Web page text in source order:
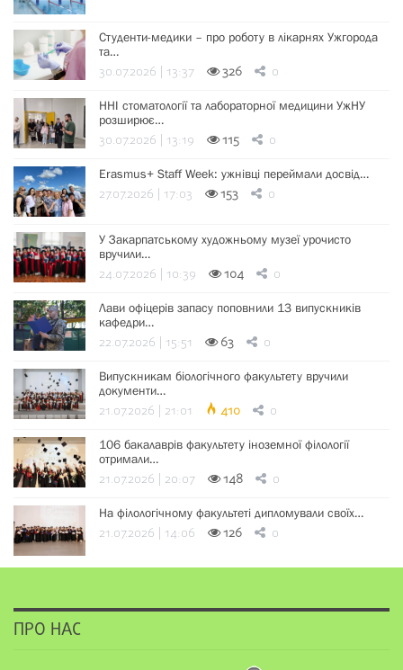
Студенти-медики – про роботу в лікарнях Ужгорода
та…
30.07.2026 | 13:37 326 0
ННІ стоматології та лабораторної медицини УжНУ
розширює…
30.07.2026 | 13:19 115 0
Erasmus+ Staff Week: ужнівці переймали досвід…
27.07.2026 | 17:03 153 0
У Закарпатському художньому музеї урочисто
вручили…
24.07.2026 | 10:39 104 0
Лави офіцерів запасу поповнили 13 випускників
кафедри…
22.07.2026 | 15:51 63 0
Випускникам біологічного факультету вручили
документи…
21.07.2026 | 21:01 410 0
106 бакалаврів факультету іноземної філології
отримали…
21.07.2026 | 20:07 148 0
На філологічному факультеті дипломували своїх…
21.07.2026 | 14:06 126 0
ПРО НАС